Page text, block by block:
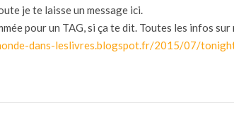
je te laisse un message ici.
pour un TAG, si ça te dit. Toutes les infos
dans-leslivres.blogspot.fr/2015/07/